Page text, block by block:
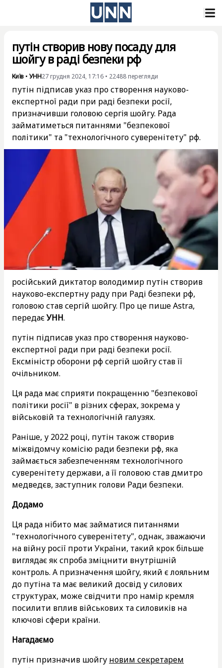
путін створив нову посаду для
шойгу в раді безпеки рф
Київ • УНН27 грудня 2024, 17:16 • 22488 перегляди
путін підписав указ про створення науково-
експертної ради при раді безпеки росії,
призначивши головою сергія шойгу. Рада
займатиметься питаннями "безпекової
політики" та "технологічного суверенітету" рф.
російський диктатор володимир путін створив
науково-експертну раду при Раді безпеки рф,
головою став сергій шойгу. Про це пише Astra,
передаєУНН.
путін підписав указ про створення науково-
експертної ради при раді безпеки росії.
Ексміністр оборони рф сергій шойгу став її
очільником.
Ця рада має сприяти покращенню "безпекової
політики росії" в різних сферах, зокрема у
військовій та технологічній галузях.
Раніше, у 2022 році, путін також створив
міжвідомчу комісію ради безпеки рф, яка
займається забезпеченням технологічного
суверенітету держави, а її головою став дмитро
медведєв, заступник голови Ради безпеки.
Додамо
Ця рада нібито має займатися питаннями
"технологічного суверенітету", однак, зважаючи
на війну росії проти України, такий крок більше
виглядає як спроба зміцнити внутрішній
контроль. А призначення шойгу, який є лояльним
до путіна та має великий досвід у силових
структурах, може свідчити про намір кремля
посилити вплив військових та силовиків на
ключові сфери країни.
Нагадаємо
путін призначив шойгу новим секретарем